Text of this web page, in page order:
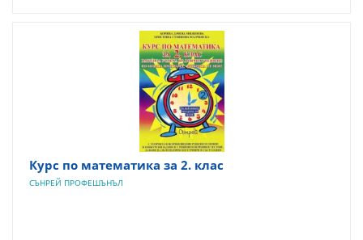
Курс по математика за 2. клас
СЪНРЕЙ ПРОФЕШЪНЪЛ